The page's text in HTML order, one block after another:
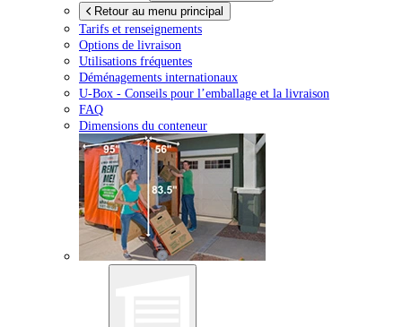
Retour au menu principal
Tarifs et renseignements
Options de livraison
Utilisations fréquentes
Déménagements internationaux
U-Box - Conseils pour l’emballage et la livraison
FAQ
Dimensions du conteneur